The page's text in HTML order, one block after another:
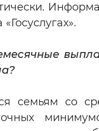
семьям со